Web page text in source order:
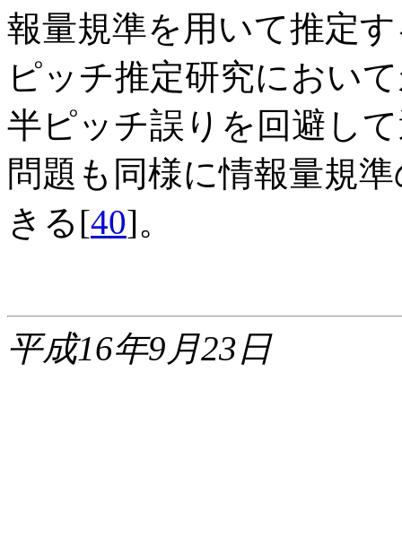
報量規準を用いて推定
ピッチ推定研究におい
半ピッチ誤りを回避し
問題も同様に情報量規
きる[40]。
平成16年9月23日